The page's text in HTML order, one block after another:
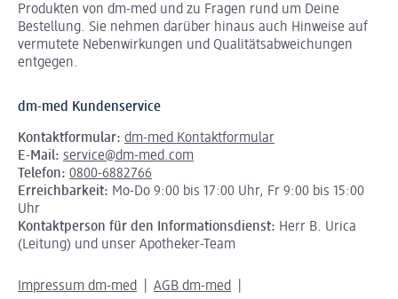
Produkten von dm-med und zu Fragen rund um Deine
Bestellung. Sie nehmen darüber hinaus auch Hinweise auf
vermutete Nebenwirkungen und Qualitätsabweichungen
entgegen.
dm-med Kundenservice
Kontaktformular: dm-med Kontaktformular
E-Mail: service@dm-med.com
Telefon: 0800-6882766
Erreichbarkeit: Mo-Do 9:00 bis 17:00 Uhr, Fr 9:00 bis 15:00
Uhr
Kontaktperson für den Informationsdienst: Herr B. Urica
(Leitung) und unser Apotheker-Team
Impressum dm-med
AGB dm-med